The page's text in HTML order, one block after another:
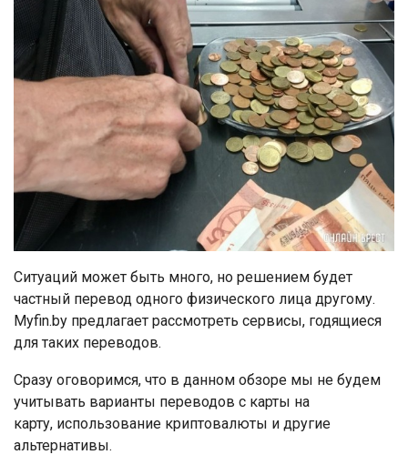
Ситуаций может быть много, но решением будет
частный перевод одного физического лица другому.
Myfin.by предлагает рассмотреть сервисы, годящиеся
для таких переводов.
Сразу оговоримся, что в данном обзоре мы не будем
учитывать варианты переводов с карты на
карту, использование криптовалюты и другие
альтернативы.